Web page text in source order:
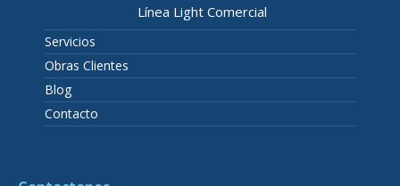
Línea Light Comercial
Servicios
Obras Clientes
Blog
Contacto